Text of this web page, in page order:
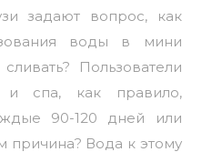
задают вопрос, как
воды в мини
Пользователи
и спа, как правило,
90-120 дней или
причина? Вода к этому